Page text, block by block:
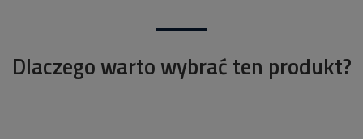
Dlaczego warto wybrać ten produkt?